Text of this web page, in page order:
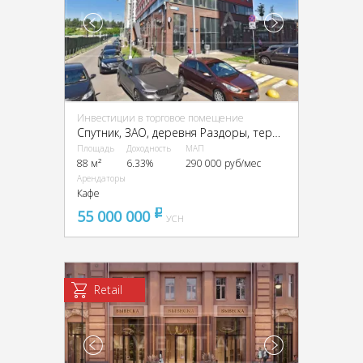
Инвестиции в торговое помещение
Площадь
88 м²
Доходность
6.33%
МАП
290 000 руб/мес
Арендаторы
Кафе
55 000 000 pуб
УСН
Retail